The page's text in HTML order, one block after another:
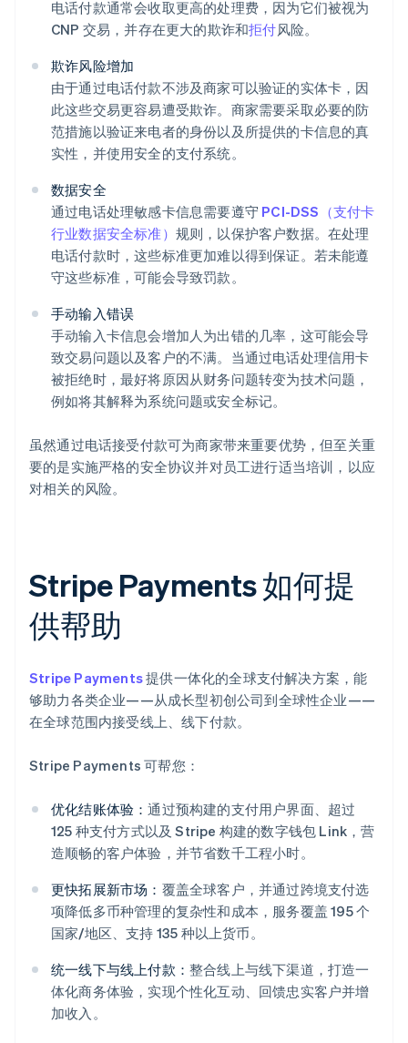
电话付款通常会收取更高的处理费，因为它们被视为
CNP 交易，并存在更大的欺诈和拒付风险。
欺诈风险增加
由于通过电话付款不涉及商家可以验证的实体卡，因
此这些交易更容易遭受欺诈。商家需要采取必要的防
范措施以验证来电者的身份以及所提供的卡信息的真
实性，并使用安全的支付系统。
数据安全
通过电话处理敏感卡信息需要遵守 PCI-DSS（支付卡
行业数据安全标准） 规则，以保护客户数据。在处理
电话付款时，这些标准更加难以得到保证。若未能遵
守这些标准，可能会导致罚款。
手动输入错误
手动输入卡信息会增加人为出错的几率，这可能会导
致交易问题以及客户的不满。当通过电话处理信用卡
被拒绝时，最好将原因从财务问题转变为技术问题，
例如将其解释为系统问题或安全标记。
虽然通过电话接受付款可为商家带来重要优势，但至关重
要的是实施严格的安全协议并对员工进行适当培训，以应
对相关的风险。
Stripe Payments 如何提
供帮助
Stripe Payments提供一体化的全球支付解决方案，能
够助力各类企业——从成长型初创公司到全球性企业——
在全球范围内接受线上、线下付款。
Stripe Payments 可帮您：
优化结账体验：通过预构建的支付用户界面、超过
125 种支付方式以及 Stripe 构建的数字钱包 Link，营
造顺畅的客户体验，并节省数千工程小时。
更快拓展新市场： 覆盖全球客户，并通过跨境支付选
项降低多币种管理的复杂性和成本，服务覆盖 195 个
国家/地区、支持 135 种以上货币。
统一线下与线上付款： 整合线上与线下渠道，打造一
体化商务体验，实现个性化互动、回馈忠实客户并增
加收入。
阿联酋